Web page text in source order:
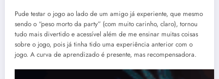
Pude testar o jogo ao lado de um amigo já experiente, que mesmo
sendo o “peso morto da party” (com muito carinho, claro), tornou
tudo mais divertido e acessível além de me ensinar muitas coisas
sobre o jogo, pois já tinha tido uma experiência anterior com o
jogo. A curva de aprendizado é presente, mas recompensadora.